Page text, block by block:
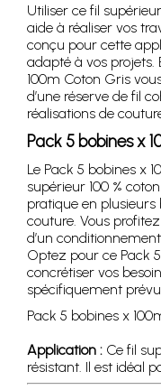
Utiliser ce fil
aide à réaliser vos
conçu pour cette
adapté à vos projets.
100m Coton Gris
d’une réserve de fil
réalisations de
Pack 5 bobines x
Le Pack 5 bobines x
supérieur 100 %
pratique en
couture. Vous
d’un
Optez pour ce Pack
concrétiser vos
spécifiquement
Pack 5 bobines x
Application : Ce fil
résistant. Il est idéal